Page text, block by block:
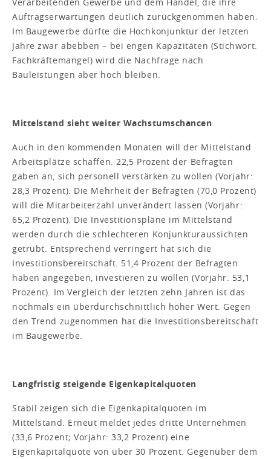
Auftragserwartungen deutlich zurückgenommen haben.
Im Baugewerbe dürfte die Hochkonjunktur der letzten
Jahre zwar abebben – bei engen Kapazitäten (Stichwort:
Fachkräftemangel) wird die Nachfrage nach
Bauleistungen aber hoch bleiben.
Mittelstand sieht weiter Wachstumschancen
Auch in den kommenden Monaten will der Mittelstand
Arbeitsplätze schaffen. 22,5 Prozent der Befragten
gaben an, sich personell verstärken zu wollen (Vorjahr:
28,3 Prozent). Die Mehrheit der Befragten (70,0 Prozent)
will die Mitarbeiterzahl unverändert lassen (Vorjahr:
65,2 Prozent). Die Investitionspläne im Mittelstand
werden durch die schlechteren Konjunkturaussichten
getrübt. Entsprechend verringert hat sich die
Investitionsbereitschaft. 51,4 Prozent der Befragten
haben angegeben, investieren zu wollen (Vorjahr: 53,1
Prozent). Im Vergleich der letzten zehn Jahren ist das
nochmals ein überdurchschnittlich hoher Wert. Gegen
den Trend zugenommen hat die Investitionsbereitschaft
im Baugewerbe.
Langfristig steigende Eigenkapitalquoten
Stabil zeigen sich die Eigenkapitalquoten im
Mittelstand. Erneut meldet jedes dritte Unternehmen
(33,6 Prozent; Vorjahr: 33,2 Prozent) eine
Eigenkapitalquote von über 30 Prozent. Gegenüber dem